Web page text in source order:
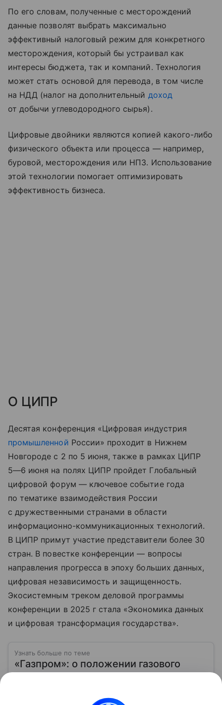
По его словам, полученные с месторождений
данные позволят выбрать максимально
эффективный налоговый режим для конкретного
месторождения, который бы устраивал как
интересы бюджета, так и компаний. Технология
может стать основой для перевода, в том числе
на НДД (налог на дополнительный доход
от добычи углеводородного сырья).
Цифровые двойники являются копией какого-либо
физического объекта или процесса — например,
буровой, месторождения или НПЗ. Использование
этой технологии помогает оптимизировать
эффективность бизнеса.
О ЦИПР
Десятая конференция «Цифровая индустрия
промышленной России» проходит в Нижнем
Новгороде с 2 по 5 июня, также в рамках ЦИПР
5—6 июня на полях ЦИПР пройдет Глобальный
цифровой форум — ключевое событие года
по тематике взаимодействия России
с дружественными странами в области
информационно-коммуникационных технологий.
В ЦИПР примут участие представители более 30
стран. В повестке конференции — вопросы
направления прогресса в эпоху больших данных,
цифровая независимость и защищенность.
Экосистемным треком деловой программы
конференции в 2025 г стала «Экономика данных
и цифровая трансформация государства».
Узнать больше по теме
«Газпром»: о положении газового
Расскажем, как инвестировать в ценные бумаги